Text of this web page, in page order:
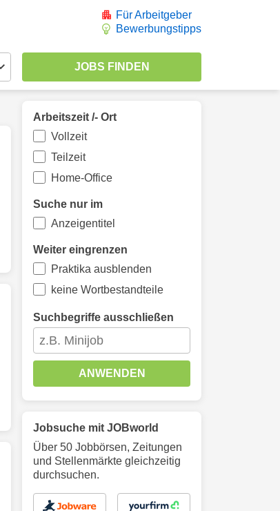
Für Arbeitgeber
Bewerbungstipps
Arbeitszeit /- Ort
Vollzeit
Teilzeit
Home-Office
Suche nur im
Anzeigentitel
Weiter eingrenzen
Praktika ausblenden
keine Wortbestandteile
Suchbegriffe ausschließen
ANWENDEN
Jobsuche mit JOBworld
Über 50 Jobbörsen, Zeitungen
und Stellenmärkte gleichzeitig
durchsuchen.